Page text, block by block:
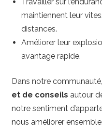
maintiennent leur
distances.
Améliorer leur
avantage rapide.
Dans notre
et de conseils autour
notre sentiment
nous améliorer ensemble.